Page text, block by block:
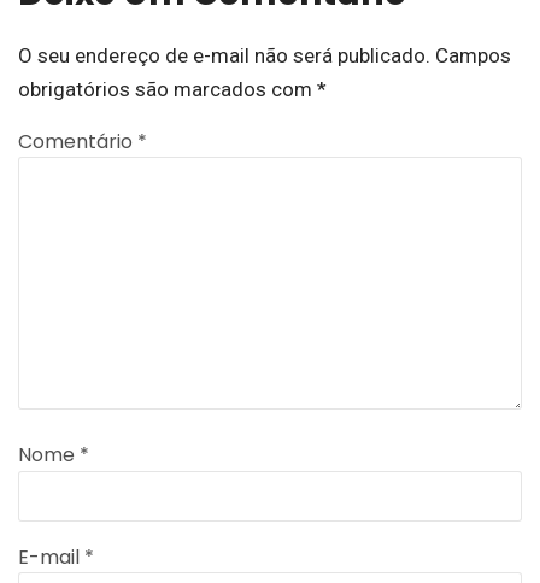
O seu endereço de e-mail não será publicado. Campos
obrigatórios são marcados com *
Comentário *
Nome *
E-mail *